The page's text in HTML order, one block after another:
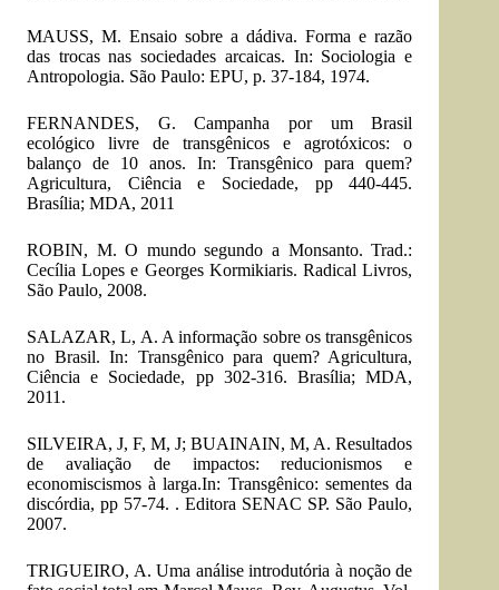
MAUSS, M. Ensaio sobre a dádiva. Forma e razão
das trocas nas sociedades arcaicas. In: Sociologia e
Antropologia. São Paulo: EPU, p. 37-184, 1974.
FERNANDES, G. Campanha por um Brasil
ecológico livre de transgênicos e agrotóxicos: o
balanço de 10 anos. In: Transgênico para quem?
Agricultura, Ciência e Sociedade, pp 440-445.
Brasília; MDA, 2011
ROBIN, M. O mundo segundo a Monsanto. Trad.:
Cecília Lopes e Georges Kormikiaris. Radical Livros,
São Paulo, 2008.
SALAZAR, L, A. A informação sobre os transgênicos
no Brasil. In: Transgênico para quem? Agricultura,
Ciência e Sociedade, pp 302-316. Brasília; MDA,
2011.
SILVEIRA, J, F, M, J; BUAINAIN, M, A. Resultados
de avaliação de impactos: reducionismos e
economiscismos à larga.In: Transgênico: sementes da
discórdia, pp 57-74. . Editora SENAC SP. São Paulo,
2007.
TRIGUEIRO, A. Uma análise introdutória à noção de